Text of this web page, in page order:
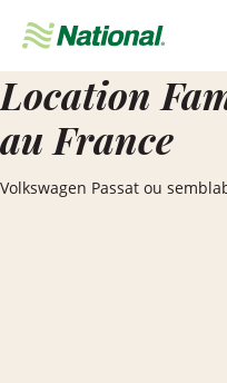
navigation
Location
au France
Volkswagen Passat ou